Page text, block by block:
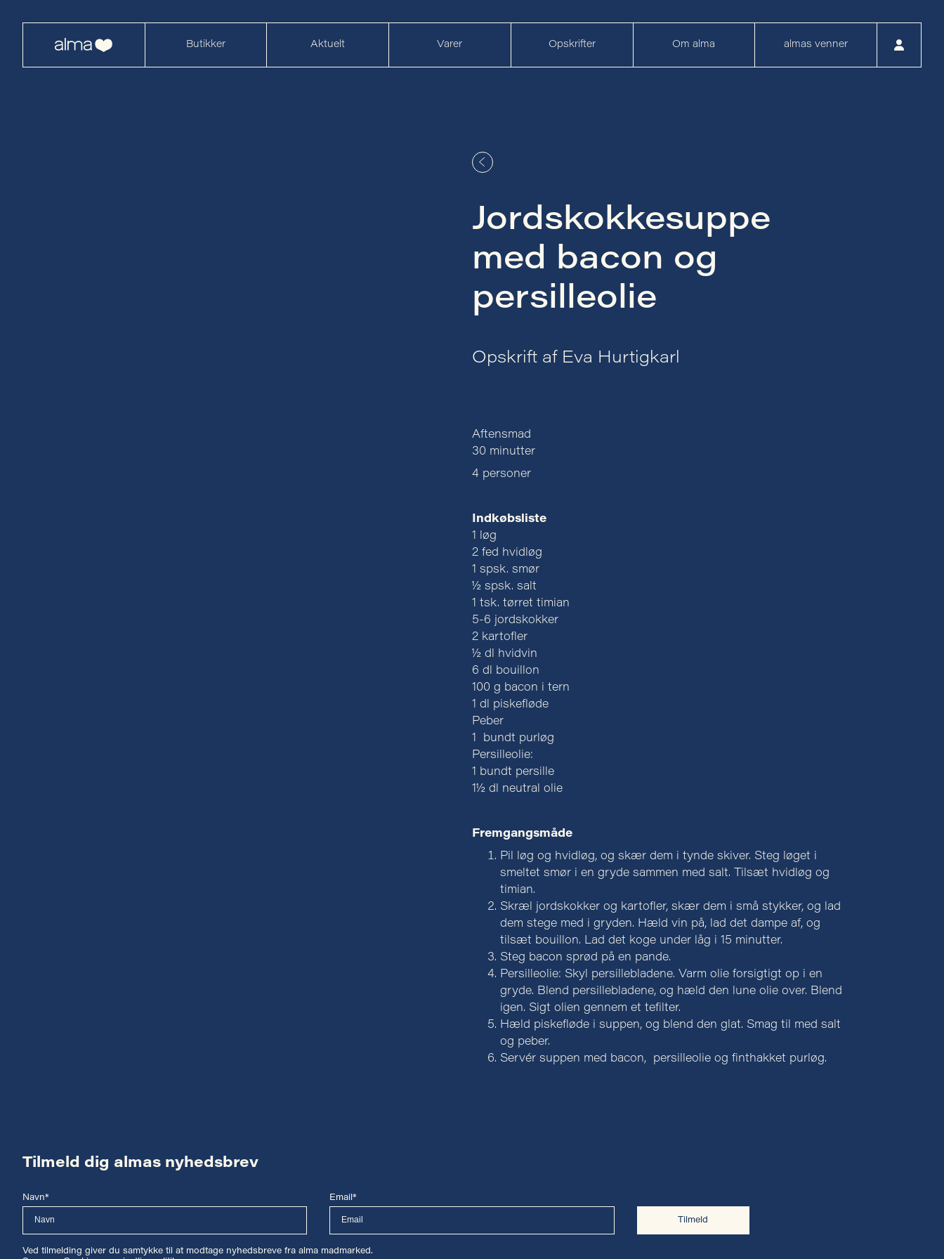
Butikker Aktuelt Varer Opskrifter Om alma almas venner
Jordskokkesuppe
med bacon og
persilleolie
Opskrift af Eva Hurtigkarl
Aftensmad
30 minutter
4 personer
Indkøbsliste
1 løg
2 fed hvidløg
1 spsk. smør
½ spsk. salt
1 tsk. tørret timian
5-6 jordskokker
2 kartofler
½ dl hvidvin
6 dl bouillon
100 g bacon i tern
1 dl piskefløde
Peber
1 bundt purløg
Persilleolie:
1 bundt persille
1½ dl neutral olie
Fremgangsmåde
Pil løg og hvidløg, og skær dem i tynde skiver. Steg løget i
smeltet smør i en gryde sammen med salt. Tilsæt hvidløg og
timian.
Skræl jordskokker og kartofler, skær dem i små stykker, og lad
dem stege med i gryden. Hæld vin på, lad det dampe af, og
tilsæt bouillon. Lad det koge under låg i 15 minutter.
Steg bacon sprød på en pande.
Persilleolie: Skyl persillebladene. Varm olie forsigtigt op i en
gryde. Blend persillebladene, og hæld den lune olie over. Blend
igen. Sigt olien gennem et tefilter.
Hæld piskefløde i suppen, og blend den glat. Smag til med salt
og peber.
Servér suppen med bacon, persilleolie og finthakket purløg.
Tilmeld dig almas nyhedsbrev
Navn* Email*
Tilmeld
Ved tilmelding giver du samtykke til at modtage nyhedsbreve fra alma madmarked.